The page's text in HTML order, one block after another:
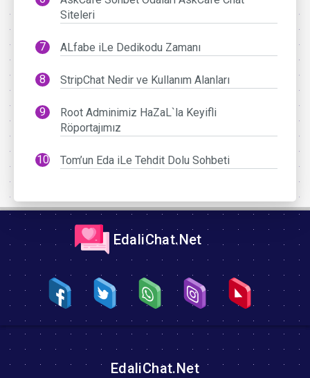
Siteleri
ALfabe iLe Dedikodu Zamanı
StripChat Nedir ve Kullanım Alanları
Root Adminimiz HaZaL`la Keyifli
Röportajımız
Tom’un Eda iLe Tehdit Dolu Sohbeti
EdaliChat.Net
EdaliChat.Net